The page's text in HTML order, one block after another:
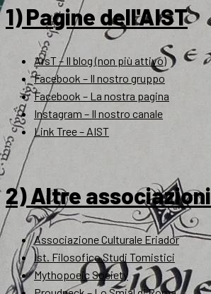
1) Pagine dell'AIST
ArsT – Il blog (non più attivo)
Facebook – Il nostro gruppo
Facebook – La nostra pagina
Instagram – Il nostro canale
Link Tree – AIST
2) Altre associazioni
Associazione Culturale Eriador
Ist. Filosofico Studi Tomistici
Mythopoeic Society